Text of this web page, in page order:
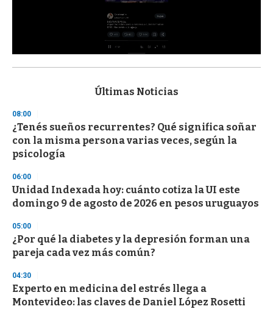
s
d
s
o
f
3
s
e
c
o
d
Últimas Noticias
08:00
¿Tenés sueños recurrentes? Qué significa soñar
con la misma persona varias veces, según la
psicología
06:00
Unidad Indexada hoy: cuánto cotiza la UI este
domingo 9 de agosto de 2026 en pesos uruguayos
05:00
¿Por qué la diabetes y la depresión forman una
pareja cada vez más común?
04:30
Experto en medicina del estrés llega a
Montevideo: las claves de Daniel López Rosetti